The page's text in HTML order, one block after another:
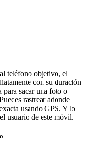
teléfono objetivo, el
con su duración
para sacar una foto o
rastrear adonde
usando GPS. Y lo
usuario de este móvil.